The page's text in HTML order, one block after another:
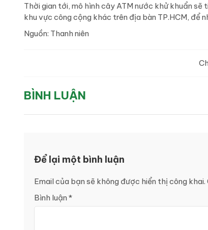
Thời gian tới, mô hình cây ATM nước khử khuẩn
khu vực công cộng khác trên địa bàn TP.HCM, để
Nguồn: Thanh niên
BÌNH LUẬN
Để lại một bình luận
Email của bạn sẽ không được hiển thị công khai.
Bình luận *